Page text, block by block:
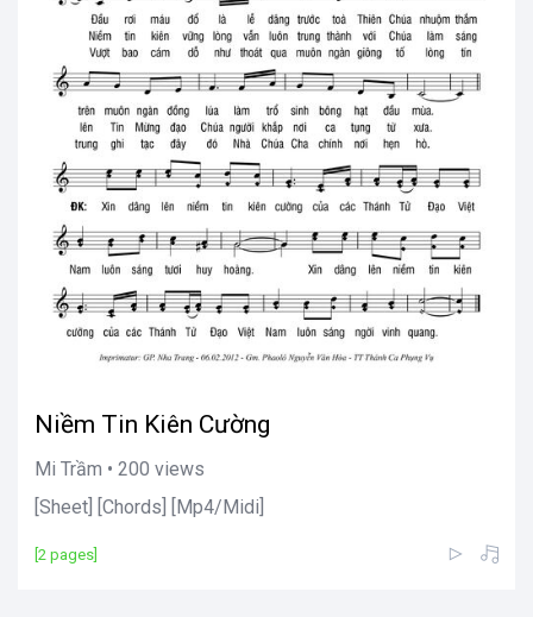
Niềm Tin Kiên Cường
Mi Trầm • 200 views
[Sheet] [Chords] [Mp4/Midi]
[2 pages]